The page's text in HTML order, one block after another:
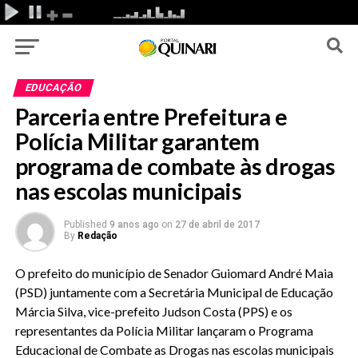
EDUCAÇÃO
Parceria entre Prefeitura e
Polícia Militar garantem
programa de combate às drogas
nas escolas municipais
Published 9 anos ago on 27 de abril de 2017
By Redação
O prefeito do município de Senador Guiomard André Maia
(PSD) juntamente com a Secretária Municipal de Educação
Márcia Silva, vice-prefeito Judson Costa (PPS) e os
representantes da Polícia Militar lançaram o Programa
Educacional de Combate as Drogas nas escolas municipais